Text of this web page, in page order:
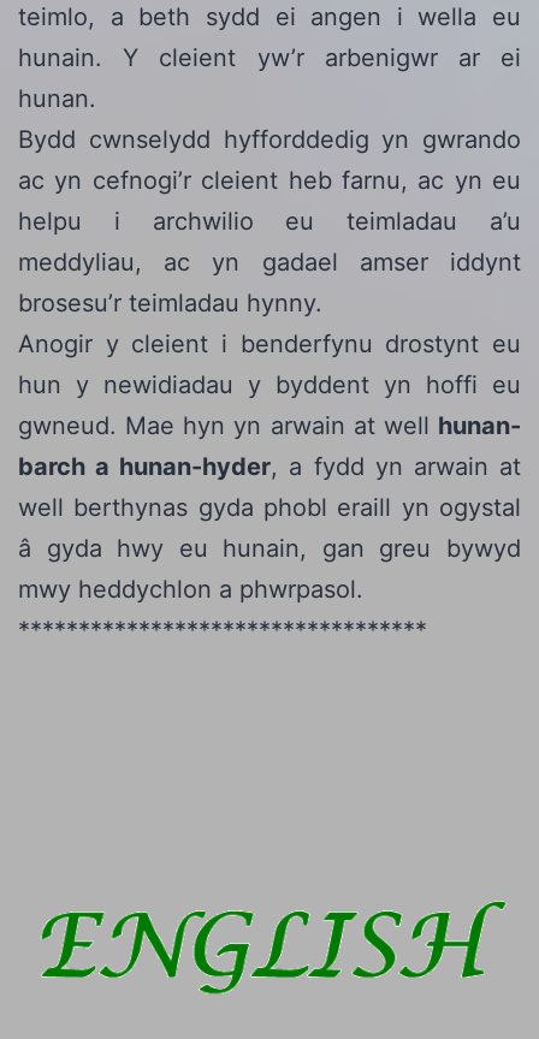
teimlo, a beth sydd ei angen i wella eu
hunain. Y cleient yw’r arbenigwr ar ei
hunan.
Bydd cwnselydd hyfforddedig yn gwrando
ac yn cefnogi’r cleient heb farnu, ac yn eu
helpu i archwilio eu teimladau a’u
meddyliau, ac yn gadael amser iddynt
brosesu’r teimladau hynny.
Anogir y cleient i benderfynu drostynt eu
hun y newidiadau y byddent yn hoffi eu
gwneud. Mae hyn yn arwain at well hunan-
barch a hunan-hyder, a fydd yn arwain at
well berthynas gyda phobl eraill yn ogystal
â gyda hwy eu hunain, gan greu bywyd
mwy heddychlon a phwrpasol.
**********************************